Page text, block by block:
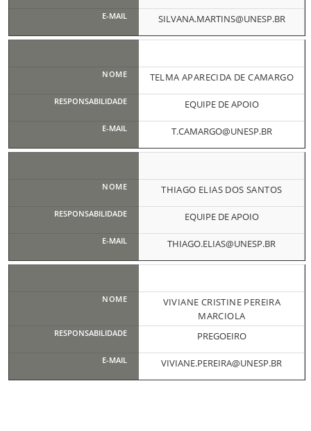
SILVANA.MARTINS@UNESP.BR
TELMA APARECIDA DE CAMARGO
EQUIPE DE APOIO
T.CAMARGO@UNESP.BR
THIAGO ELIAS DOS SANTOS
EQUIPE DE APOIO
THIAGO.ELIAS@UNESP.BR
VIVIANE CRISTINE PEREIRA
MARCIOLA
PREGOEIRO
VIVIANE.PEREIRA@UNESP.BR